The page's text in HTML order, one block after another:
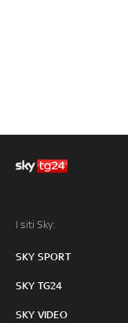
I siti Sky:
SKY SPORT
SKY TG24
SKY VIDEO